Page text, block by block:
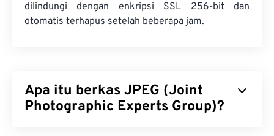
dilindungi dengan enkripsi SSL 256-bit dan
otomatis terhapus setelah beberapa jam.
Apa itu berkas JPEG (Joint
Photographic Experts Group)?